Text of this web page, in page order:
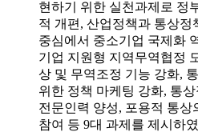
현하기 위한 실천과제로 정
적 개편, 산업정책과 통상정
중심에서 중소기업 국제화
기업 지원형 지역무역협정
상 및 무역조정 기능 강화,
위한 정책 마케팅 강화, 통
전문인력 양성, 포용적 통상
참여 등 9대 과제를 제시하